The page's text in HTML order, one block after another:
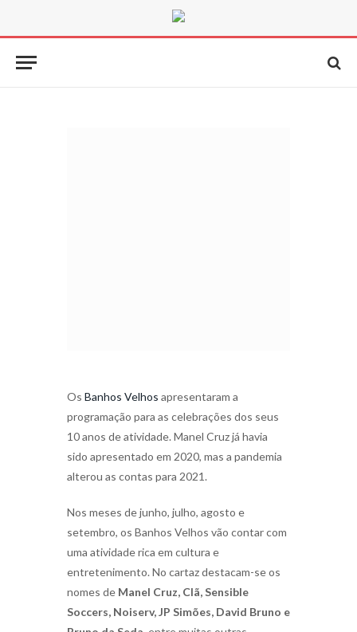
Os Banhos Velhos apresentaram a
programação para as celebrações dos seus
10 anos de atividade. Manel Cruz já havia
sido apresentado em 2020, mas a pandemia
alterou as contas para 2021.
Nos meses de junho, julho, agosto e
setembro, os Banhos Velhos vão contar com
uma atividade rica em cultura e
entretenimento. No cartaz destacam-se os
nomes de Manel Cruz, Clã, Sensible
Soccers, Noiserv, JP Simões, David Bruno e